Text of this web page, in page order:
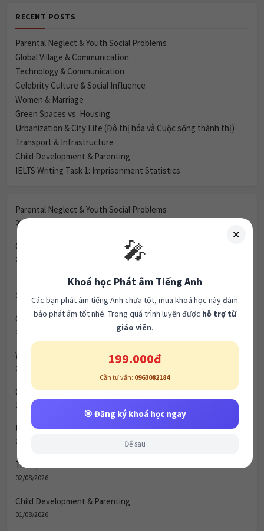
RECENT POSTS
Parental Neglect & Youth Social Problems
Global Village & Communication
Technology & Communication
Celebrity Culture & Social Influence
Women & Marriage
Green Spaces vs. Housing
Urbanization & City Life (Đô thị hóa và Cuộc sống thành thị)
Transport & Infrastructure
Child Development & Parenting
IELTS Writing Task 1: Imprisonment Statistics
Parental Neglect & Youth Social Problems
09/08/2026
Global Village & Communication
08/08/2026
Technology & Communication
07/08/2026
Celebrity Culture & Social Influence
06/08/2026
Women & Marriage
05/08/2026
Green Spaces vs. Housing
04/08/2026
Urbanization & City Life (Đô thị hóa và Cuộc sống thành thị)
03/08/2026
Transport & Infrastructure
02/08/2026
Child Development & Parenting
01/08/2026
✕
🎤
Khoá học Phát âm Tiếng Anh
Các bạn phát âm tiếng Anh chưa tốt, mua khoá học này đảm
bảo phát âm tốt nhé. Trong quá trình luyện được hỗ trợ từ
giáo viên
199.000đ
Cần tư vấn: 0963082184
🎯 Đăng ký khoá học ngay
Để sau